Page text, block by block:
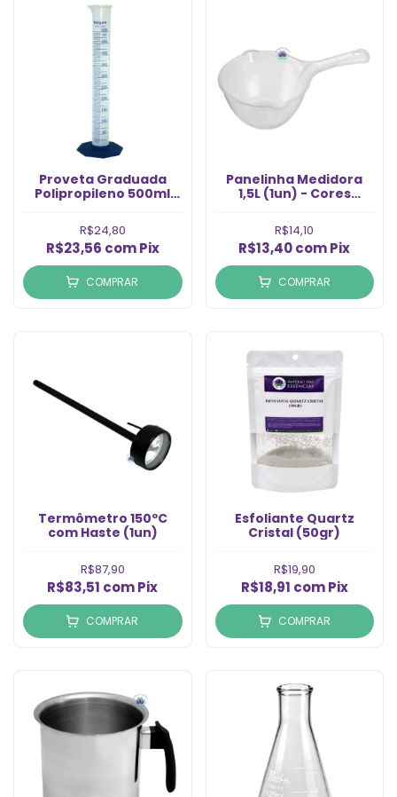
Proveta Graduada
Polipropileno 500ml
R$24,80
R$23,56 com Pix
COMPRAR
Panelinha Medidora
1,5L (1un) - Cores
R$14,10
R$13,40comPix
COMPRAR
Termômetro 150ºC
com Haste (1un)
R$87,90
R$83,51 comPix
COMPRAR
Esfoliante Quartz
Cristal (50gr)
R$19,90
R$18,91 com Pix
COMPRAR